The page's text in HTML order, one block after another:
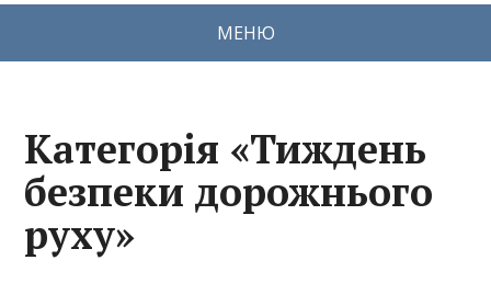
МЕНЮ
Категорія «Тиждень
безпеки дорожнього
руху»